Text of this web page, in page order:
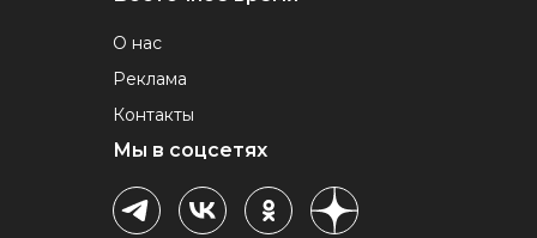
О нас
Реклама
Контакты
Мы в соцсетях